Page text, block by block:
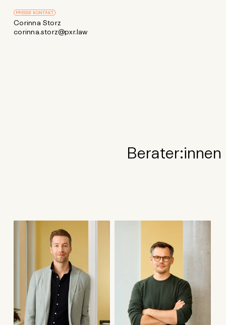
PRESSE KONTAKT
Corinna Storz
corinna.storz@pxr.law
Berater:innen